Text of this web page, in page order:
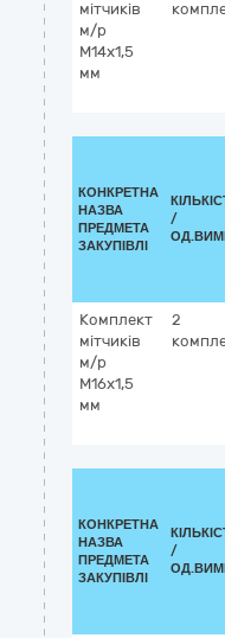
мітчиків
м/р
М14х1,5
мм
КОНКРЕТНА
НАЗВА
ПРЕДМЕТА
ЗАКУПІВЛІ
/
Комплект
мітчиків
м/р
М16х1,5
мм
2
КОНКРЕТНА
НАЗВА
ПРЕДМЕТА
ЗАКУПІВЛІ
/